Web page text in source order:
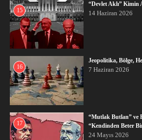
15
“Devlet Aklı” Kimin
14 Haziran 2026
16
Jeopolitika, Bölge,
7 Haziran 2026
17
“Mutlak Butlan” ve
“Kendinden Beter
24 Mayıs 2026